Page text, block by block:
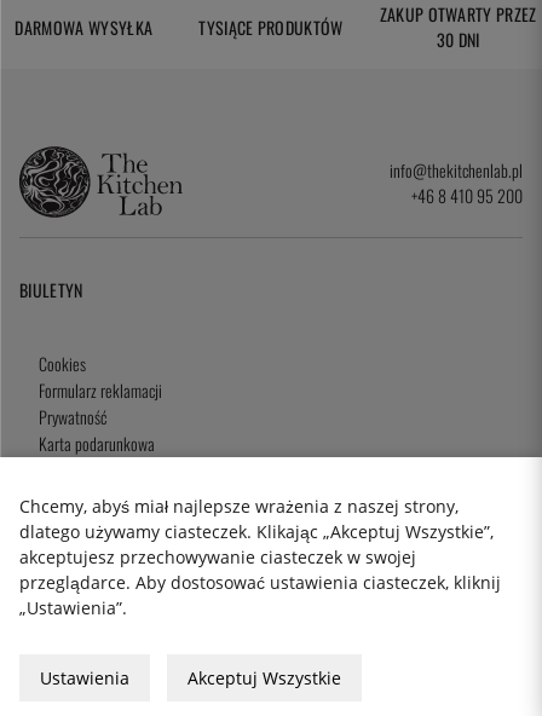
DARMOWA WYSYŁKA TYSIĄCE PRODUKTÓW
ZAKUP OTWARTY PRZEZ
30 DNI
info@thekitchenlab.pl
+46 8 410 95 200
BIULETYN
Cookies
Formularz reklamacji
Prywatność
Karta podarunkowa
2026 KitchenLab AB
Chcemy, abyś miał najlepsze wrażenia z naszej strony,
dlatego używamy ciasteczek. Klikając „Akceptuj Wszystkie”,
akceptujesz przechowywanie ciasteczek w swojej
przeglądarce. Aby dostosować ustawienia ciasteczek, kliknij
„Ustawienia”.
Ustawienia Akceptuj Wszystkie